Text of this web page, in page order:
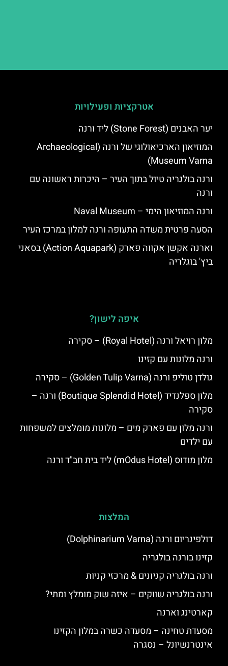
אטרקציות ופעילויות
יער האבנים (Stone Forest) ליד ורנה
המוזיאון הארכיאולוגי של ורנה (Archaeological
Museum Varna)
ורנה בולגריה טיול בתוך העיר – היכרות ראשונה עם
ורנה
ורנה המוזיאון הימי – Naval Museum
הסעה פרטית משדה התעופה ורנה למלון במרכז העיר
וארנה אקשן אקווה פארק (Action Aquapark) בסאני
ביץ' בוגלריה
איפה לישון?
מלון רויאל ורנה (Royal Hotel) – סקירה
ורנה מלונות עם קזינו
גולדן טוליפ ורנה (Golden Tulip Varna) – סקירה
מלון ספלנדיד (Boutique Splendid Hotel) ורנה –
סקירה
ורנה מלון עם פארק מים – מלונות מומלצים למשפחות
עם ילדים
מלון מודוס (mOdus Hotel) ליד בית חב"ד ורנה
המלצות
דולפינריום ורנה (Dolphinarium Varna)
קזינו בורנה בולגריה
ורנה בולגריה קניונים & מרכזי קניות
ורנה בולגריה שווקים – איזה שוק מומלץ ומתי?
קארטינג וארנה
מסעדת טחינה – מסעדה כשרה במלון הקזינו
אינטרנשיונל – נסגרה